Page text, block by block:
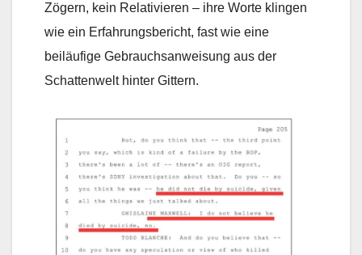
Zögern, kein Relativieren – ihre Worte klingen
wie ein Erfahrungsbericht, fast wie eine
beiläufige Gebrauchsanweisung aus der
Schattenwelt hinter Gittern.